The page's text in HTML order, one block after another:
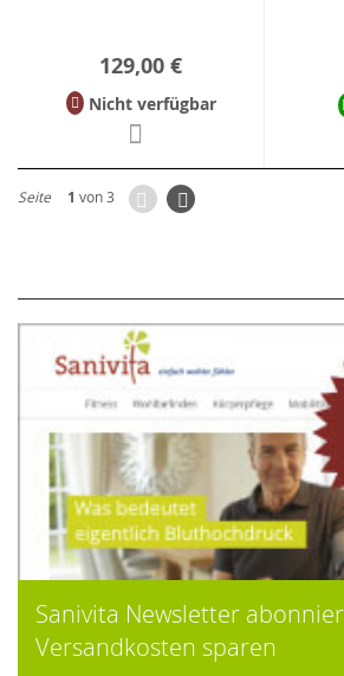
129,00 €
Nicht verfügbar
Seite 1 von 3 ZurückSeite
Weiter
Sanivita Newsletter
Versandkosten sparen